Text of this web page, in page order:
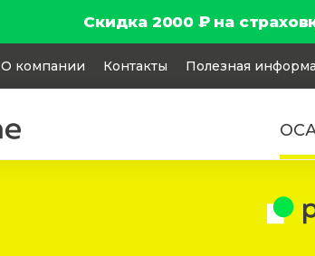
Скидка 2000 ₽ на
О компании Контакты Полезная